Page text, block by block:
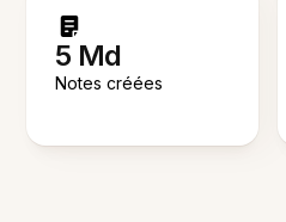
5 Md
Notes créées